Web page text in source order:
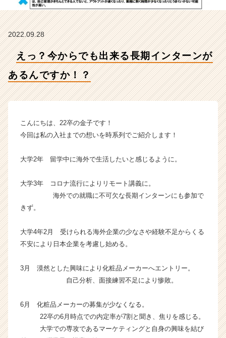
式
ダ
ラ
ン
タ
イ
イ
|
ベ
ー・
成
企
業
ら
カ
ウ
2022.09.28
えっ？今からでも出来る長期インターンが
あるんですか！？
こんにちは、22卒の金子です！
今回は私の入社までの想いを時系列でご紹介します！
大学2年 留学中に海外で生活したいと感じるように。
大学3年 コロナ流行によりリモート講義に。
海外での就職に不可欠な長期インターンにも参加で
きず。
大学4年2月 受けられる海外企業の少なさや経験不足からくる
不安により日本企業を考慮し始める。
3月 漠然とした興味により化粧品メーカーへエントリー。
自己分析、面接練習不足により惨敗。
6月 化粧品メーカーの募集が少なくなる。
22卒の6月時点での内定率が7割と聞き、焦りを感じる。
大学での専攻であるマーケティングと自身の興味を結び